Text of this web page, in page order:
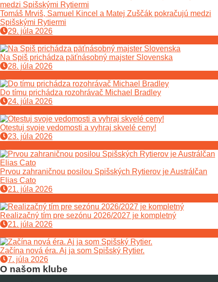
Tomáš Mrviš, Samuel Kincel a Matej Zuščák pokračujú medzi
Spišskými Rytiermi
29. júla 2026
Na Spiš prichádza päťnásobný majster Slovenska
28. júla 2026
Do tímu prichádza rozohrávač Michael Bradley
24. júla 2026
Otestuj svoje vedomosti a vyhraj skvelé ceny!
23. júla 2026
Prvou zahraničnou posilou Spišských Rytierov je Austrálčan
Elias Cato
21. júla 2026
Realizačný tím pre sezónu 2026/2027 je kompletný
21. júla 2026
Začína nová éra. Aj ja som Spišský Rytier.
7. júla 2026
O našom klube